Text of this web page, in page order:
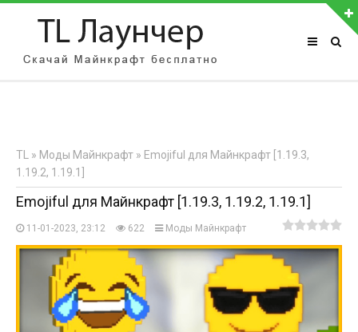
АВТОРИЗАЦИЯ НА САЙТЕ
Регистрация
TL » Моды Майнкрафт » Emojiful для Майнкрафт [1.19.3,
1.19.2, 1.19.1]
Emojiful для Майнкрафт [1.19.3, 1.19.2, 1.19.1]
11-01-2023, 23:12 622 Моды Майнкрафт